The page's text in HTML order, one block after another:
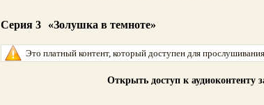
Серия 3 «Золушка в темноте»
Это платный контент, который доступен для
Открыть доступ к аудиоконтенту